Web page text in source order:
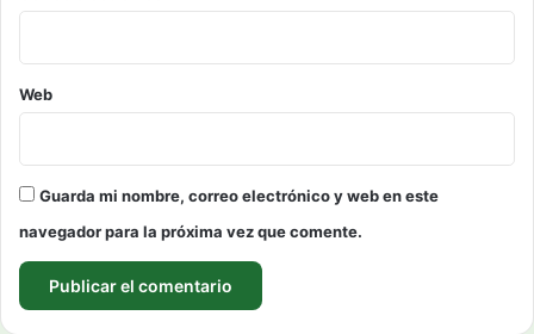
Web
Guarda mi nombre, correo electrónico y web en este
navegador para la próxima vez que comente.